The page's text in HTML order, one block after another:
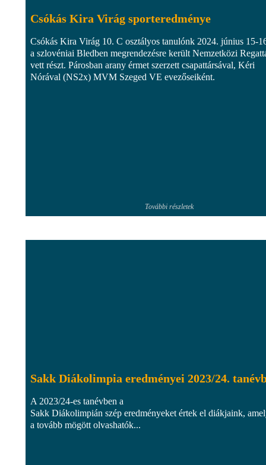
Csókás Kira Virág sporteredménye
Csókás Kira Virág 10. C osztályos tanulónk 2024. június 15-
a szlovéniai Bledben megrendezésre került Nemzetközi
vett részt. Párosban arany érmet szerzett csapattársával, Kéri
Nórával (NS2x) MVM Szeged VE evezőseiként.
További részletek
Sakk Diákolimpia eredményei 2023/24.
A 2023/24-es tanévben a
Sakk Diákolimpián szép eredményeket értek el diákjaink,
a tovább mögött olvashatók...